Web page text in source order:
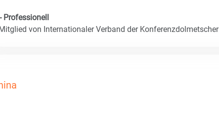
Professionell
von Internationaler Verband der Konferenzdolmetscher